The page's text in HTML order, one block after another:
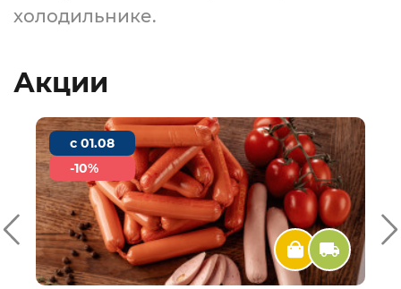
холодильнике.
Акции
c 01.08
-10%